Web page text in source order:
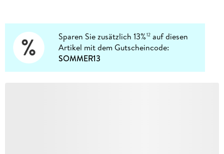
Sparen Sie zusätzlich 13%12 auf diesen
Artikel mit dem Gutscheincode:
SOMMER13